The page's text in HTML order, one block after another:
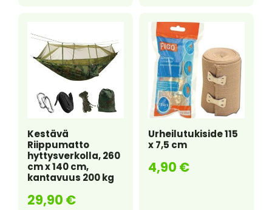
Kestävä
Riippumatto
hyttysverkolla, 260
cm x 140 cm,
kantavuus 200 kg
29,90 €
Urheilutukiside 115
x 7,5 cm
4,90 €